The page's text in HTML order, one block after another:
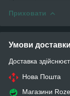
Приховати
Умови доставки
Доставка
Нова Пошта
Магазини